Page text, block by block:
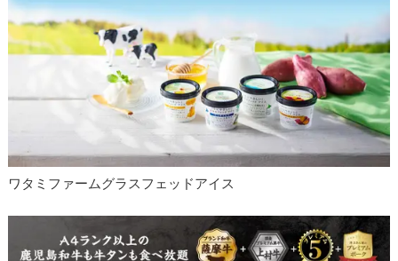
ワタミファームグラスフェッドアイス